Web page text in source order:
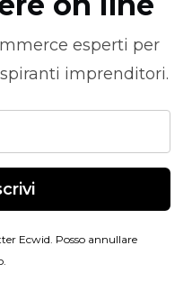
esperti per
imprenditori.
Ecwid. Posso annullare